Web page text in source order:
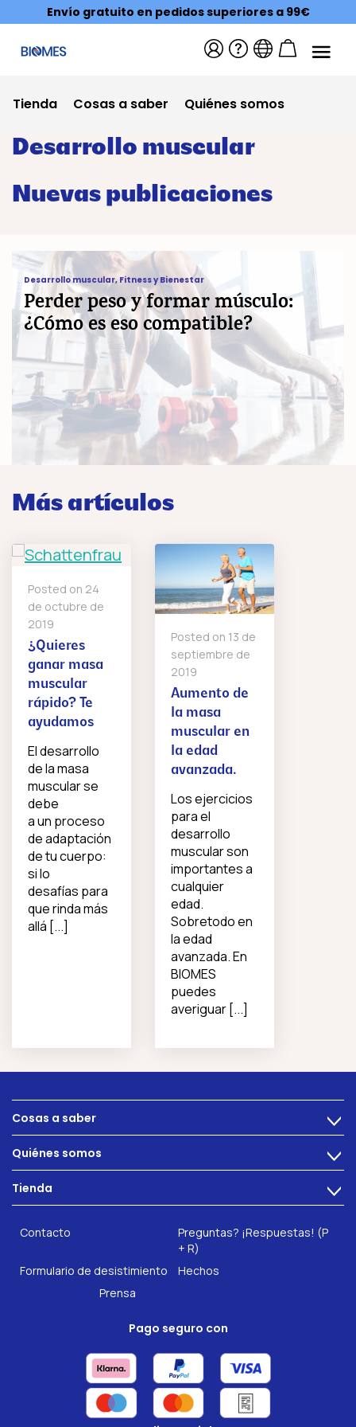
Envío gratuito en pedidos superiores a 99€
Tienda Cosas a saber Quiénes somos
Desarrollo muscular
Nuevas publicaciones
Desarrollo muscular, Fitness y Bienestar
Perder peso y formar músculo:
¿Cómo es eso compatible?
Perder peso y formar músculo: ¿Cómo
Más artículos
Posted on 24
de octubre de
2019
¿Quieres
ganar masa
muscular
rápido? Te
ayudamos
El desarrollo
de la masa
muscular se
debe
a un proceso
de adaptación
de tu cuerpo:
si lo
desafías para
que rinda más
allá [...]
Posted on 13 de
septiembre de
2019
Aumento de
la masa
muscular en
la edad
avanzada.
Los ejercicios
para el
desarrollo
muscular son
importantes a
cualquier
edad.
Sobretodo en
la edad
avanzada. En
BIOMES
puedes
averiguar [...]
Cosas a saber >
Alimentacion
Problemas intestinales
Salud intestinal
Quiénes somos >
Tecnología
Tienda >
INTEST.pro
Nuestros complementos alimenticios
Contacto
Preguntas? ¡Respuestas! (P
+ R)
Formulario de desistimiento
Hechos
Prensa
Pago seguro con